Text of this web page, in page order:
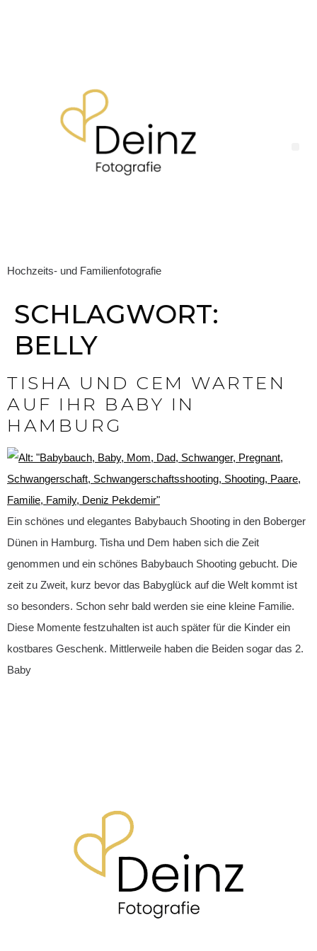
Hochzeits- und Familienfotografie
SCHLAGWORT:
BELLY
TISHA UND CEM WARTEN
AUF IHR BABY IN
HAMBURG
Ein schönes und elegantes Babybauch Shooting in den Boberger
Dünen in Hamburg. Tisha und Dem haben sich die Zeit
genommen und ein schönes Babybauch Shooting gebucht. Die
zeit zu Zweit, kurz bevor das Babyglück auf die Welt kommt ist
so besonders. Schon sehr bald werden sie eine kleine Familie.
Diese Momente festzuhalten ist auch später für die Kinder ein
kostbares Geschenk. Mittlerweile haben die Beiden sogar das 2.
Baby